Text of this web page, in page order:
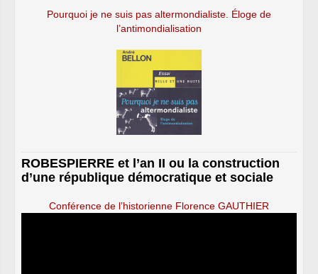
Pourquoi je ne suis pas altermondialiste. Éloge de
l’antimondialisation
ROBESPIERRE et l’an II ou la construction
d’une république démocratique et sociale
Conférence de l’historienne Florence GAUTHIER